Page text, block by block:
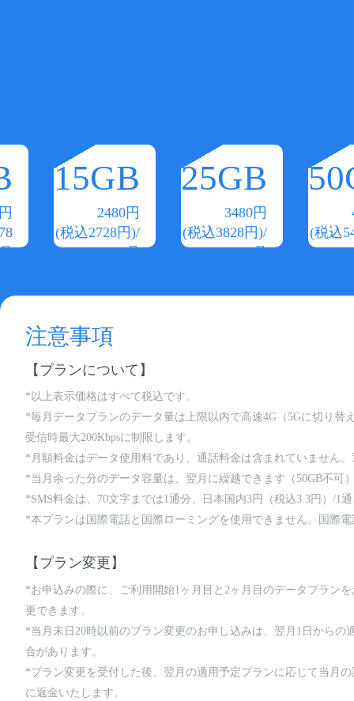
15GB
2480円
(税込2728円)/
月
25GB
3480円
(税込3828円)/
月
(税込
注意事項
【プランについて】
*以上表示価格はすべて税込です。
*毎月データプランのデータ量は上限以内で高速4G（5Gに切り
受信時最大200Kbpsに制限します。
*月額料金はデータ使用料であり、通話料金は含まれていません
*当月余った分のデータ容量は、翌月に繰越できます（50GB不
*SMS料金は、70文字までは1通分、日本国内3円（税込3.3円）/1
*本プランは国際電話と国際ローミングを使用できません。国際
【プラン変更】
*お申込みの際に、ご利用開始1ヶ月目と2ヶ月目のデータプラン
更できます。
*当月末日20時以前のプラン変更のお申し込みは、翌月1日から
合があります。
*プラン変更を受付した後、翌月の適用予定プランに応じて当月
に返金いたします。